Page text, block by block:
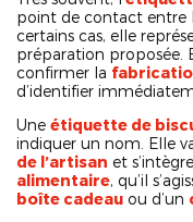
point de contact entre
certains cas, elle
préparation proposée.
confirmer la
d’identifier
Une étiquette de
indiquer un nom. Elle
de l’artisan et
alimentaire, qu’il
boîte cadeau ou d’un